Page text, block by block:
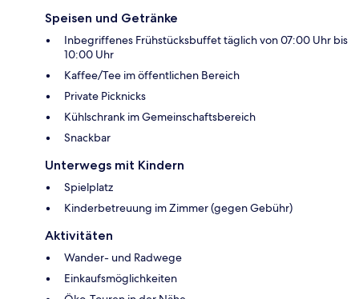
Speisen und Getränke
Inbegriffenes Frühstücksbuffet täglich von 07:00 Uhr bis
10:00 Uhr
Kaffee/Tee im öffentlichen Bereich
Private Picknicks
Kühlschrank im Gemeinschaftsbereich
Snackbar
Unterwegs mit Kindern
Spielplatz
Kinderbetreuung im Zimmer (gegen Gebühr)
Aktivitäten
Wander- und Radwege
Einkaufsmöglichkeiten